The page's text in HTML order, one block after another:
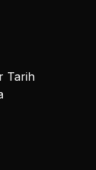
Tarih